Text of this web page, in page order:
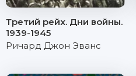
Третий рейх. Дни войны.
1939-1945
Ричард Джон Эванс